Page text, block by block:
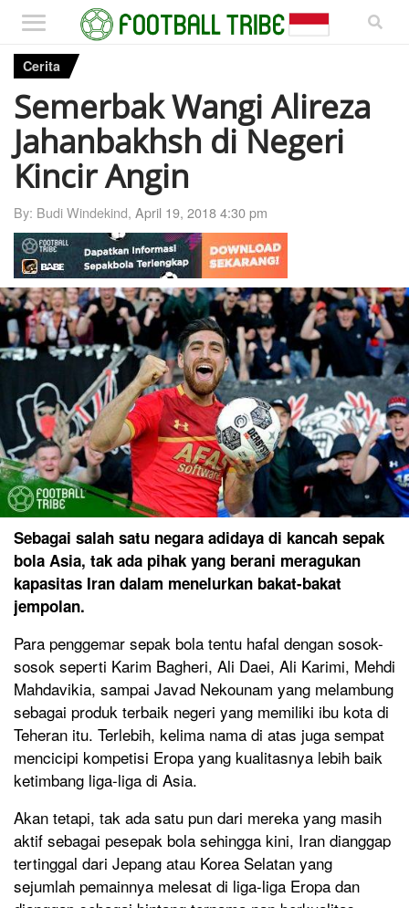
Cerita
Semerbak Wangi Alireza
Jahanbakhsh di Negeri
Kincir Angin
By: Budi Windekind, April 19, 2018 4:30 pm
Sebagai salah satu negara adidaya di kancah sepak
bola Asia, tak ada pihak yang berani meragukan
kapasitas Iran dalam menelurkan bakat-bakat
jempolan.
Para penggemar sepak bola tentu hafal dengan sosok-
sosok seperti Karim Bagheri, Ali Daei, Ali Karimi, Mehdi
Mahdavikia, sampai Javad Nekounam yang melambung
sebagai produk terbaik negeri yang memiliki ibu kota di
Teheran itu. Terlebih, kelima nama di atas juga sempat
mencicipi kompetisi Eropa yang kualitasnya lebih baik
ketimbang liga-liga di Asia.
Akan tetapi, tak ada satu pun dari mereka yang masih
aktif sebagai pesepak bola sehingga kini, Iran dianggap
tertinggal dari Jepang atau Korea Selatan yang
sejumlah pemainnya melesat di liga-liga Eropa dan